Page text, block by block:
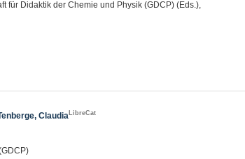
für Didaktik der Chemie und Physik (GDCP) (Eds.),
ClaudiaLibreCat